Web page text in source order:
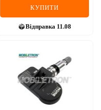
КУПИТИ
Відправка 11.08